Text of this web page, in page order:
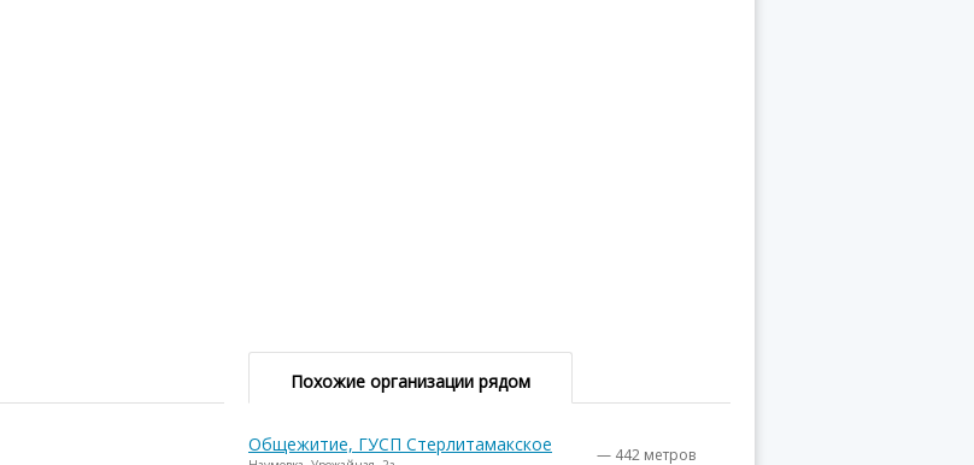
Похожие организации рядом
Общежитие, ГУСП Стерлитамакское — 442 метров